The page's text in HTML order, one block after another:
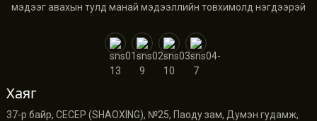
мэдээг авахын тулд манай мэдээллийн товхимолд нэгдээрэй
Хаяг
37-р байр, CECEP (SHAOXING), №25, Паоду зам, Думэн гудамж,